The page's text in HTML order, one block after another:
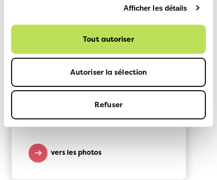
Afficher les détails
Tout autoriser
Autoriser la sélection
Refuser
Service médias ATE, 079 708 05 36,
Plus d'informations:
vers les photos